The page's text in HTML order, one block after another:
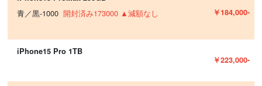
青／黒-1000 開封済み173000 ▲減額なし ￥184,000-
iPhone15 Pro 1TB
￥223,000-